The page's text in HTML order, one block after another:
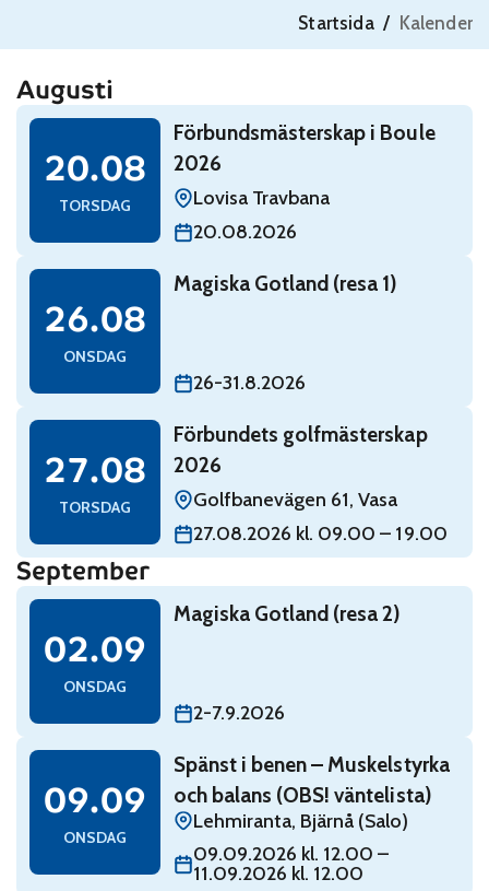
Startsida / Kalender
Augusti
torsdag 20 augusti
20.08
TORSDAG
Förbundsmästerskap i Boule
2026
20.08.2026
Lovisa Travbana
Read: Förbundsmästerskap i Boule 2026
onsdag 26 augusti
26.08
ONSDAG
Magiska Gotland (resa 1)
26-31.8.2026
Read: Magiska Gotland (resa 1)
torsdag 27 augusti
27.08
TORSDAG
Förbundets golfmästerskap
2026
27.08.2026 kl. 09.00 – 19.00
Golfbanevägen 61, Vasa
Read: Förbundets golfmästerskap 2026
September
onsdag 2 september
02.09
ONSDAG
Magiska Gotland (resa 2)
2-7.9.2026
Read: Magiska Gotland (resa 2)
onsdag 9 september
09.09
ONSDAG
Spänst i benen – Muskelstyrka
och balans (OBS! väntelista)
09.09.2026 kl. 12.00 –
11.09.2026 kl. 12.00
Lehmiranta, Bjärnå (Salo)
Read: Spänst i benen – Muskelstyrka och balans